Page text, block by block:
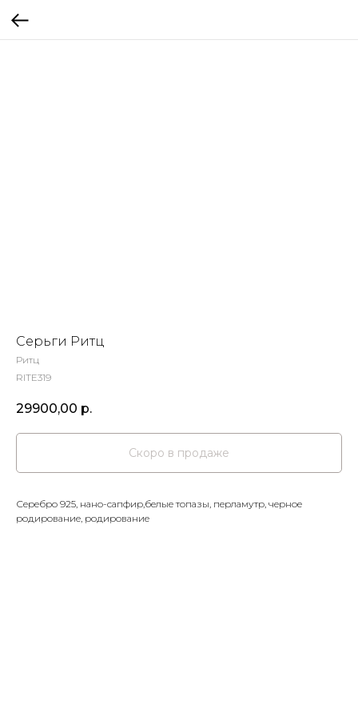
Серьги Ритц
Ритц
RITE319
29900,00 р.
Серебро 925, нано-сапфир,белые топазы, перламутр, черное
родирование, родирование